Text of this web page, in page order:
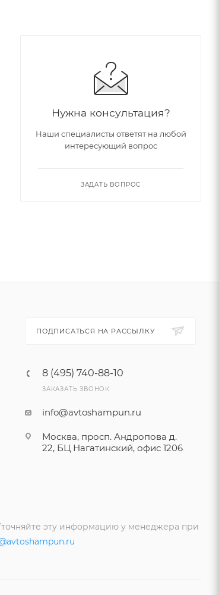
Нужна консультация?
Наши специалисты ответят на любой
интересующий вопрос
ЗАДАТЬ ВОПРОС
ПОДПИСАТЬСЯ НА РАССЫЛКУ
8 (495) 740-88-10
ЗАКАЗАТЬ ЗВОНОК
info@avtoshampun.ru
Москва, просп. Андропова д.
22, БЦ Нагатинский, офис 1206
эту информацию у менеджера при